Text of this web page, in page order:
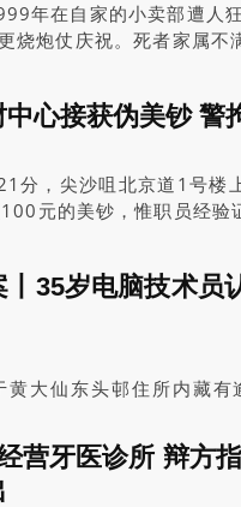
年在自家的小卖部遭人
烧炮仗庆祝。死者家属
心接获伪美钞 警
分，尖沙咀北京道1号楼
元的美钞，惟职员经验
35岁电脑技术员
大仙东头邨住所内藏
异，被告具明确意图攻
4罪判囚14年。被告上
营牙医诊所 辩方